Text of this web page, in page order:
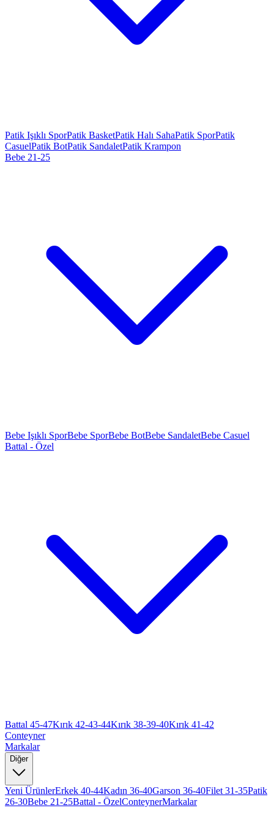
Patik Işıklı SporPatik BasketPatik Halı SahaPatik SporPatik
CasuelPatik BotPatik SandaletPatik Krampon
Bebe 21-25
Bebe Işıklı SporBebe SporBebe BotBebe SandaletBebe Casuel
Battal - Özel
Battal 45-47Kırık 42-43-44Kırık 38-39-40Kırık 41-42
Conteyner
Markalar
Diğer
Yeni ÜrünlerErkek 40-44Kadın 36-40Garson 36-40Filet 31-35Patik
26-30Bebe 21-25Battal - ÖzelConteynerMarkalar